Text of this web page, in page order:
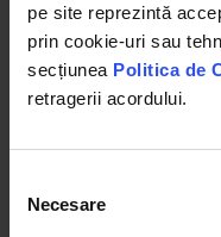
pe site reprezintă
prin cookie-uri sau
secțiunea Politica de
retragerii acordului.
consimțământului
Necesare
Diametru
interior
57 / 64.5
Grosime
56 mm
JOHN
1020,